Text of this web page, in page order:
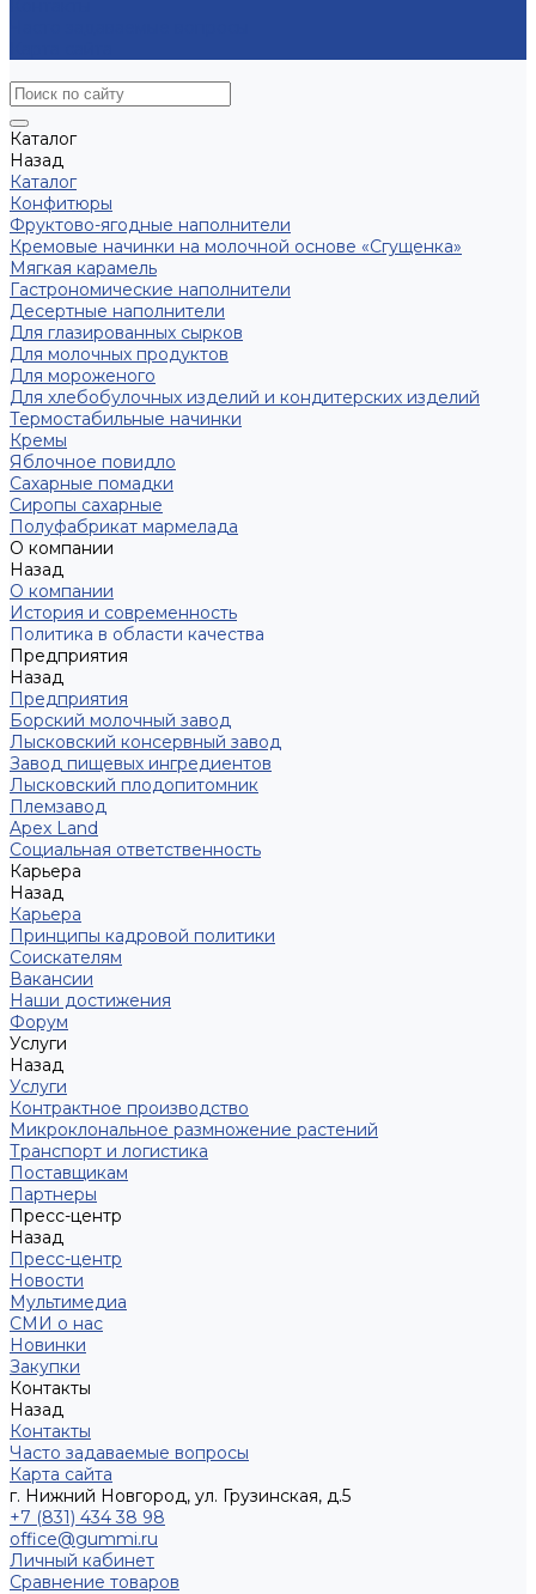
Каталог
Назад
Каталог
Конфитюры
Фруктово-ягодные наполнители
Кремовые начинки на молочной основе «Сгущенка»
Мягкая карамель
Гастрономические наполнители
Десертные наполнители
Для глазированных сырков
Для молочных продуктов
Для мороженого
Для хлебобулочных изделий и кондитерских изделий
Термостабильные начинки
Кремы
Яблочное повидло
Сахарные помадки
Сиропы сахарные
Полуфабрикат мармелада
О компании
Назад
О компании
История и современность
Политика в области качества
Предприятия
Назад
Предприятия
Борский молочный завод
Лысковский консервный завод
Завод пищевых ингредиентов
Лысковский плодопитомник
Племзавод
Apex Land
Социальная ответственность
Карьера
Назад
Карьера
Принципы кадровой политики
Соискателям
Вакансии
Наши достижения
Форум
Услуги
Назад
Услуги
Контрактное производство
Микроклональное размножение растений
Транспорт и логистика
Поставщикам
Партнеры
Пресс-центр
Назад
Пресс-центр
Новости
Мультимедиа
СМИ о нас
Новинки
Закупки
Контакты
Назад
Контакты
Часто задаваемые вопросы
Карта сайта
г. Нижний Новгород, ул. Грузинская, д.5
+7 (831) 434 38 98
office@gummi.ru
Личный кабинет
Сравнение товаров